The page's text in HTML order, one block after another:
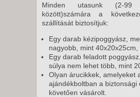
Minden utasunk (2-
között)számára a
szállítását biztosítjuk:
Egy darab kézipoggyász,
nagyobb, mint 40x20x25cm,
Egy darab feladott
súlya nem lehet több, mint
Olyan árucikkek, amelyeket
ajándékboltban a biztonsági
követően vásárolt.